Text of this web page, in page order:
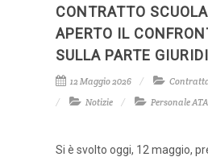
CONTRATTO
APERTO IL
SULLA PARTE
12 Maggio 2026
Notizie
Personale ATA
Si è svolto oggi, 12 maggio,